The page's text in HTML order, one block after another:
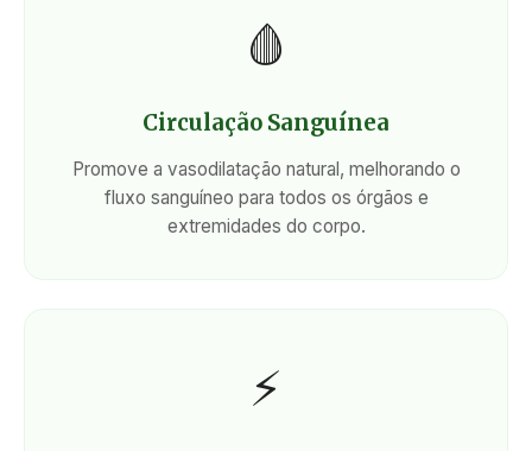
🩸
Circulação Sanguínea
Promove a vasodilatação natural, melhorando o
fluxo sanguíneo para todos os órgãos e
extremidades do corpo.
⚡